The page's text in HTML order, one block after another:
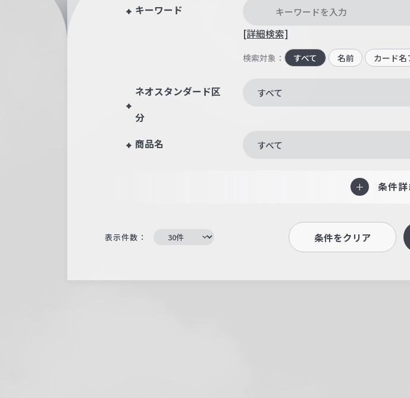
キーワード
[詳細検索]
検索対象： すべて 名前 カード名
ネオスタンダード区
分
すべて
商品名 すべて
条件
表示件数： 条件をクリア